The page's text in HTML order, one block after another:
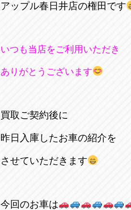
アップル春日井店の権田です
いつも当店をご利用いただき
ありがとうございます
買取ご契約後に
昨日入庫したお車の紹介を
させていただきます
今回のお車は